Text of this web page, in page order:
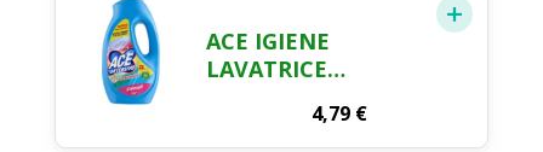
CON ESSENZA
CUORE DI
MARSIGLIA, 1400
ACE IGIENE
LAVATRICE
4,79 €